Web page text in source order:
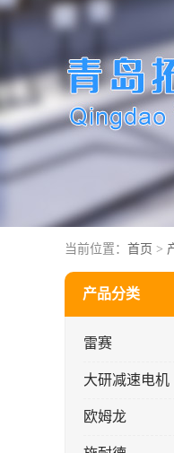
当前位置： 首页 >
产品分类
雷赛
大研减速电机
欧姆龙